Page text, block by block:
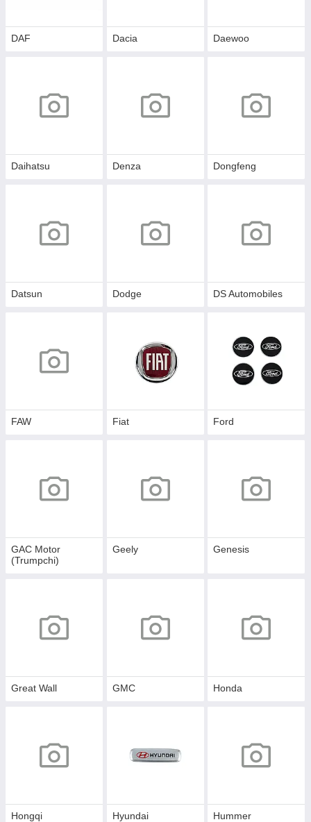
DAF Dacia Daewoo
Daihatsu Denza Dongfeng
Datsun Dodge DS Automobiles
FAW Fiat Ford
GAC Motor
(Trumpchi)
Geely Genesis
Great Wall GMC Honda
Hongqi Hyundai Hummer